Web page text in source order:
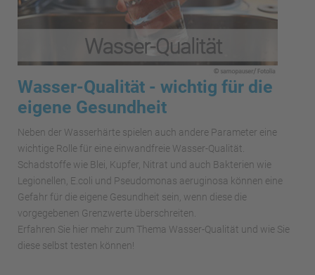
Wasser-Qualität - wichtig für die
eigene Gesundheit
Neben der Wasserhärte spielen auch andere Parameter eine
wichtige Rolle für eine einwandfreie Wasser-Qualität.
Schadstoffe wie Blei, Kupfer, Nitrat und auch Bakterien wie
Legionellen, E.coli und Pseudomonas aeruginosa können eine
Gefahr für die eigene Gesundheit sein, wenn diese die
vorgegebenen Grenzwerte überschreiten.
Erfahren Sie hier mehr zum Thema Wasser-Qualität und wie Sie
diese selbst testen können!